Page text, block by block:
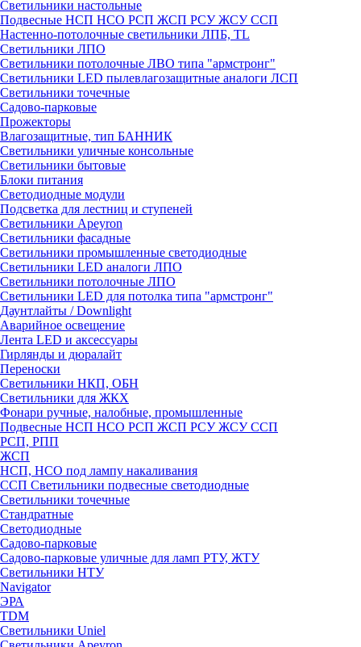
Светильники настольные
Подвесные НСП НСО РСП ЖСП РСУ ЖСУ ССП
Настенно-потолочные светильники ЛПБ, TL
Светильники ЛПО
Светильники потолочные ЛВО типа "армстронг"
Светильники LED пылевлагозащитные аналоги ЛСП
Светильники точечные
Садово-парковые
Прожекторы
Влагозащитные, тип БАННИК
Светильники уличные консольные
Светильники бытовые
Блоки питания
Светодиодные модули
Подсветка для лестниц и ступеней
Светильники Apeyron
Светильники фасадные
Светильники промышленные светодиодные
Светильники LED аналоги ЛПО
Светильники потолочные ЛПО
Светильники LED для потолка типа "армстронг"
Даунтлайты / Downlight
Аварийное освещение
Лента LED и аксессуары
Гирлянды и дюралайт
Переноски
Светильники НКП, ОБН
Светильники для ЖКХ
Фонари ручные, налобные, промышленные
Подвесные НСП НСО РСП ЖСП РСУ ЖСУ ССП
РСП, РПП
ЖСП
НСП, НСО под лампу накаливания
ССП Светильники подвесные светодиодные
Светильники точечные
Стандратные
Светодиодные
Садово-парковые
Садово-парковые уличные для ламп РТУ, ЖТУ
Светильники НТУ
Navigator
ЭРА
TDM
Светильники Uniel